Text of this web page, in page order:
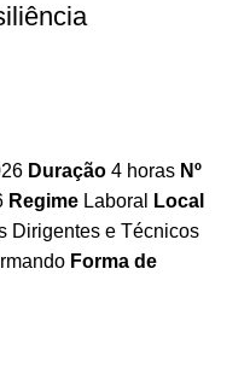
Duração 4 horas Nº
Regime Laboral
Local
Dirigentes e Técnicos
Forma de